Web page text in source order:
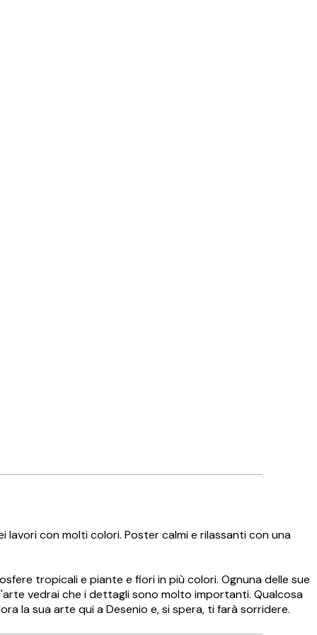
lavori con molti colori. Poster calmi e rilassanti con una
tropicali e piante e fiori in più colori. Ognuna delle sue
vedrai che i dettagli sono molto importanti. Qualcosa
la sua arte qui a Desenio e, si spera, ti farà sorridere.